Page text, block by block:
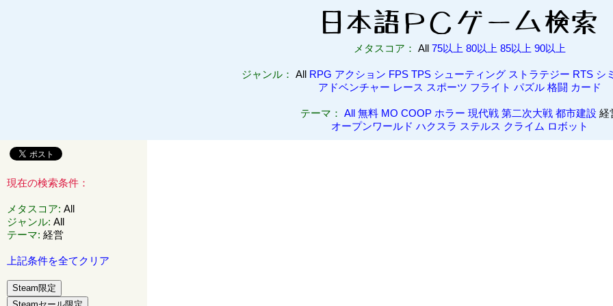
メタスコア： All 75以上 80以上 85以上 90以上
ジャンル： All RPG アクション FPS TPS シューティング ストラテジー RTS シ
アドベンチャー レース スポーツ フライト パズル 格闘 カード
テーマ： All 無料 MO COOP ホラー 現代戦 第二次大戦 都市建設経
オープンワールド ハクスラ ステルス クライム ロボット
現在の検索条件：
メタスコア: All
ジャンル: All
テーマ: 経営
上記条件を全てクリア